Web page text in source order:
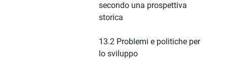
secondo una prospettiva
storica
13.2 Problemi e politiche per
lo sviluppo